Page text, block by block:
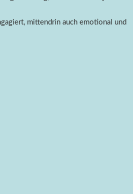
mittendrin auch emotional und